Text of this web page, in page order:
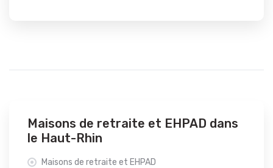
Maisons de retraite et EHPAD dans
le Haut-Rhin
Maisons de retraite et EHPAD